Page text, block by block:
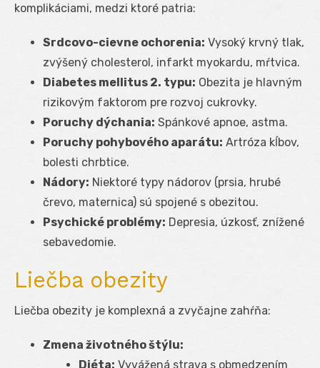
komplikáciami, medzi ktoré patria:
Srdcovo-cievne ochorenia: Vysoký krvný tlak,
zvýšený cholesterol, infarkt myokardu, mŕtvica.
Diabetes mellitus 2. typu: Obezita je hlavným
rizikovým faktorom pre rozvoj cukrovky.
Poruchy dýchania: Spánkové apnoe, astma.
Poruchy pohybového aparátu: Artróza kĺbov,
bolesti chrbtice.
Nádory: Niektoré typy nádorov (prsia, hrubé
črevo, maternica) sú spojené s obezitou.
Psychické problémy: Depresia, úzkosť, znížené
sebavedomie.
Liečba obezity
Liečba obezity je komplexná a zvyčajne zahŕňa:
Zmena životného štýlu:
Diéta: Vyvážená strava s obmedzením